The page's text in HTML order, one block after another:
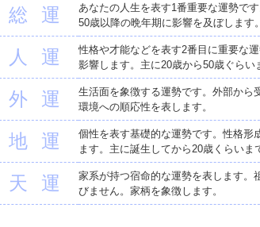
総運
あなたの人生を表す1番重要な運勢で
50歳以降の晩年期に影響を及ぼします。
人運
性格や才能などを表す2番目に重要な
影響します。主に20歳から50歳ぐらい
外運
生活面を象徴する運勢です。外部から
環境への順応性を表します。
地運
個性を表す基礎的な運勢です。性格形
ます。主に誕生してから20歳くらいま
天運
家系が持つ宿命的な運勢を表します。
びません。家柄を象徴します。